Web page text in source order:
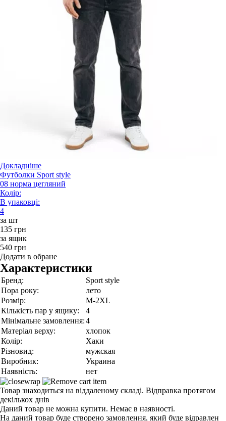
Докладніше
Футболки Sport style
08 норма цегляний
Колір:
В упаковці:
4
за шт
135 грн
за ящик
540 грн
Додати в обране
Характеристики
Бренд:
Sport style
Пора року:
лето
Розмір:
M-2XL
Кількість пар у ящику:
4
Мінімальне замовлення:4
Матеріал верху:
хлопок
Колір:
Хаки
Різновид:
мужская
Виробник:
Украина
Наявність:
нет
Товар знаходиться на віддаленому складі. Відправка протягом
декількох днів
Даний товар не можна купити. Немає в наявності.
На даний товар буде створено замовлення, який буде відравлен